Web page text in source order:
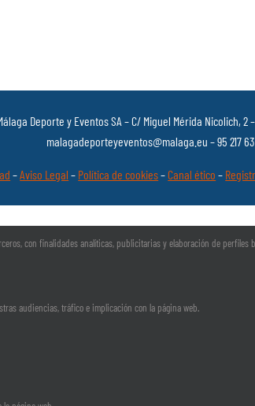
Deporte y Eventos SA – C/ Miguel Mérida Nicolich, 2
malagadeporteyeventos@malaga.eu – 95 217
–Aviso Legal – Política de cookies–Canal ético –
con finalidades analíticas, publicitarias y elaboración de perfiles
audiencias, tráfico e implicación con la página web.